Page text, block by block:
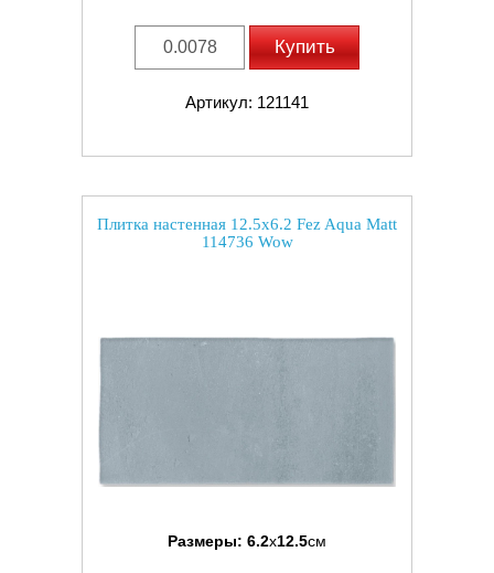
Купить
Артикул: 121141
Плитка настенная 12.5x6.2 Fez Aqua Matt
114736 Wow
Размеры: 6.2x12.5см